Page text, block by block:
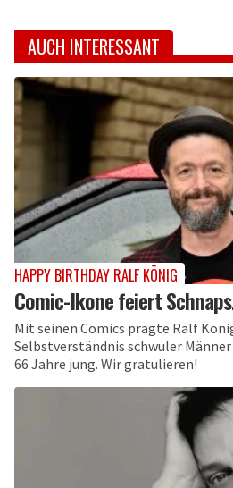
AUCH INTERESSANT
HAPPY BIRTHDAY RALF KÖNIG
Comic-Ikone feiert
Mit seinen Comics prägte Ralf
Selbstverständnis schwuler
66 Jahre jung. Wir gratulieren!